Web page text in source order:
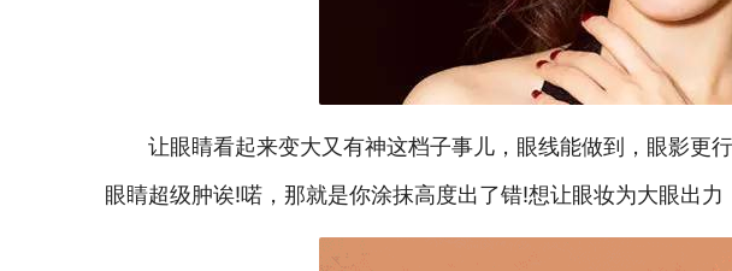
让眼睛看起来变大又有神这档子事儿，眼线能做到，眼影更
眼睛超级肿诶!喏，那就是你涂抹高度出了错!想让眼妆为大眼出